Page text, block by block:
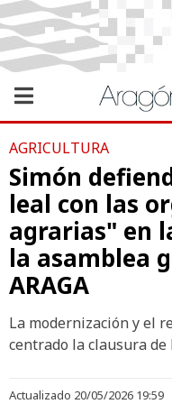
AGRICULTURA
Simón
leal con las
agrarias" en
la asamblea
ARAGA
La modernización y el
centrado la clausura de
Actualizado 20/05/2026 19:59